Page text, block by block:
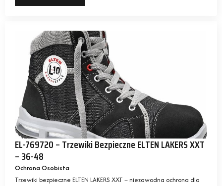
EL-769720 – Trzewiki Bezpieczne ELTEN LAKERS XXT
– 36-48
Ochrona Osobista
Trzewiki bezpieczne ELTEN LAKERS XXT – niezawodna ochrona dla